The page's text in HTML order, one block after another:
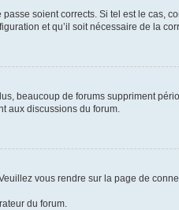
soient corrects. Si tel est le cas,
et qu’il soit nécessaire de la
beaucoup de forums suppriment
aux discussions du forum.
vous rendre sur la page de
du forum.